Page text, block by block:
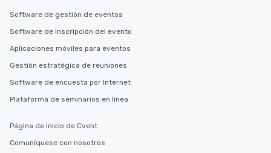
Software de gestión de eventos
Software de inscripción del evento
Aplicaciones móviles para eventos
Gestión estratégica de reuniones
Software de encuesta por Internet
Plataforma de seminarios en línea
Página de inicio de Cvent
Comuníquese con nosotros